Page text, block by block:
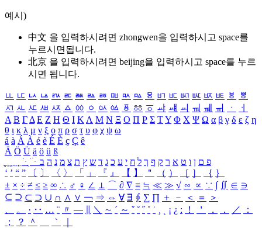
예시)
中文 을 입력하시려면 zhongwen을 입력하시고 space를
누르시면됩니다.
北京 을 입력하시려면 beijing을 입력하시고 space를 누르
시면 됩니다.
ㅥ ㅦ ㅧ ㅨ ㅩ ㅪ ㅫ ㅬ ㅭ ㅮ ㅯ ㅰ ㅱ ㅲ ㅳ ㅴ ㅵ ㅶ ㅷ ㅸ
ㅹ
ㅺ ㅻ ㅼ ㅽ ㅾ ㅿ ㆀ ㆁ ㆂ ㆃ ㆄ ㆅ ㆆ ㆇ ㆈ ㆉ ㆊ ㆋ ㆌ ㆍ
ㆎ
Α Β ΓΔ Ε Ζ Η Θ Ι ΚΛ Μ Ν Ξ Ο Π Ρ Σ ΤΥ Φ Χ Ψ Ω α β γ δ ε ζ η
θ ι κ λ μ ν ξ ο π ρ σ τ υ φ χ ψ ω
á à Á À é è É È ç Ç ê
Ä Ö Ü ä ö ü ß
ִֶֹ ֻּ ׁׂ פ ם ן ו ט א ר ק ף ך ל ח י ע כ ג ד ש ץ ת צ מ נ ה ב
‘ ’ “ ” 〔 〕 〈 〉 「 」 『 』 【 】 ＂ （ ） ［ ］ ｛ ｝
± × ÷ ≠ ≤ ≥ ∞ ∴ ♂ ♀ ∠ ⊥ ⌒ ∂ ∇ ≡ ≒ ≪ ≫ √ ∽ ∝ ∵ ∫ ∬ ∈ ∋
⊆ ⊇ ⊂ ⊃ ∪ ∩ ∧ ∨ ￢ ⇒ ⇔ ∀ ∃ ∮ ∑ ∏ ＋ － ＜ ＝
＞
、
。 · ‥ … ¨ 〃 ― ＼ ∼ ´ ～ ˇ ˘ ˝ ˚ ˙ ¸ ¡ ¿ ː ！ ＇ ， ． ／
：
；
？ ＾ ｀